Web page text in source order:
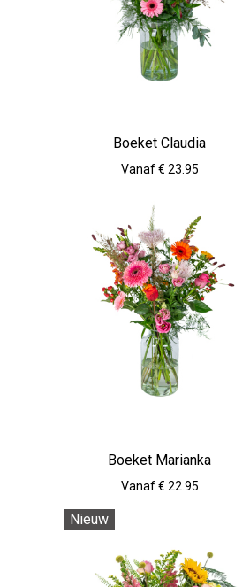
Boeket Claudia
Vanaf € 23.95
Boeket Marianka
Vanaf € 22.95
Nieuw